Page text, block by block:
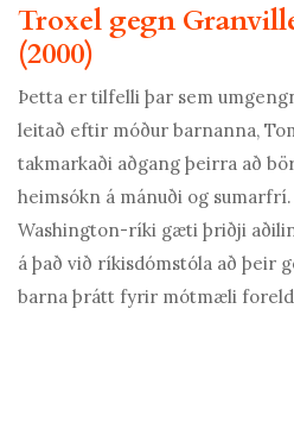
Troxel gegn
(2000)
Þetta er tilfelli þar sem
leitað eftir móður barnanna,
takmarkaði aðgang þeirra að
heimsókn á mánuði og
Washington-ríki gæti þriðji
á það við ríkisdómstóla að þeir
barna þrátt fyrir mótmæli